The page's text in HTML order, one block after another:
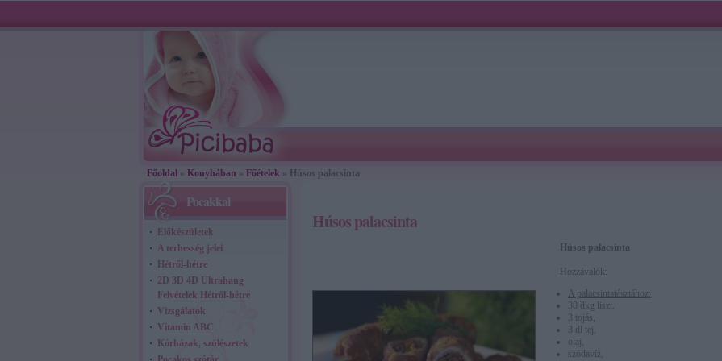
Főoldal » Konyhában » Főételek » Húsos palacsinta
Húsos palacsinta
Húsos palacsinta
Hozzávalók:
A palacsintatésztához:
30 dkg liszt,
3 tojás,
3 dl tej,
olaj,
szódavíz,
Pocakkal
Előkészületek
A terhesség jelei
Hétről-hétre
2D 3D 4D Ultrahang
Felvételek Hétről-hétre
Vizsgálatok
Vitamin ABC
Kórházak, szülészetek